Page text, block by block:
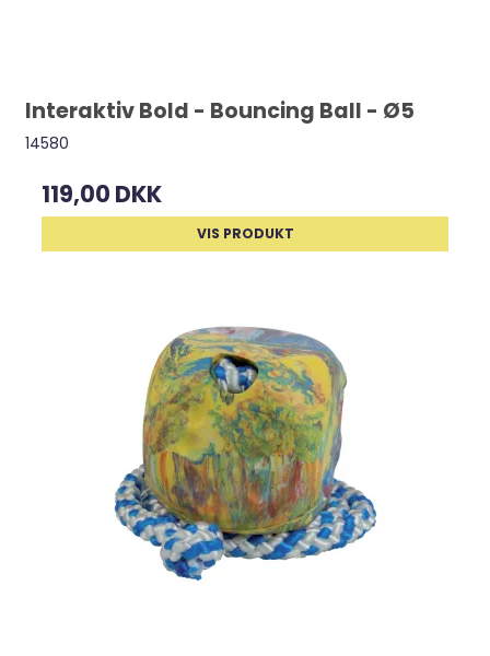
Interaktiv Bold - Bouncing Ball - Ø5
14580
119,00 DKK
VIS PRODUKT